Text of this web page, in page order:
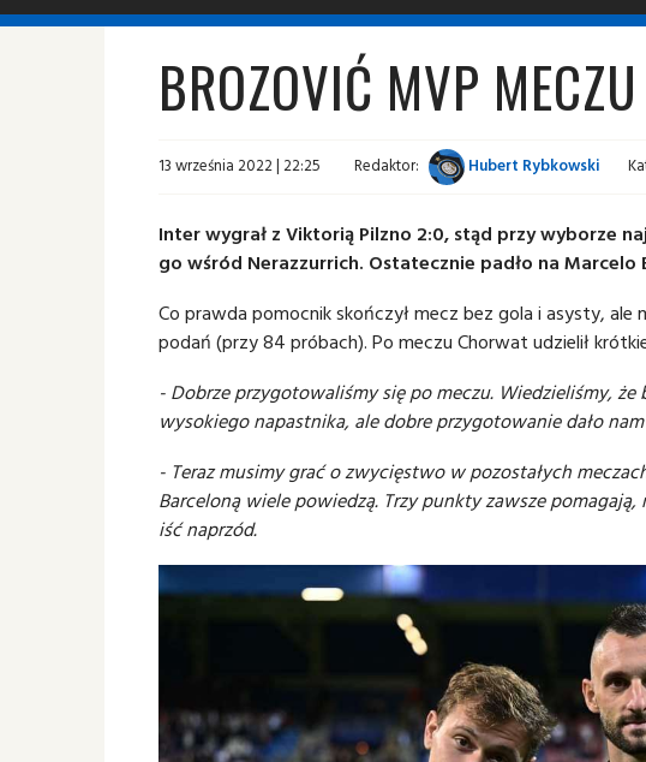
BROZOVIĆ MVP
13 września 2022 | 22:25 Redaktor: Hubert Rybkowski
Inter wygrał z Viktorią Pilzno 2:0, stąd przy wyborze
go wśród Nerazzurrich. Ostatecznie padło na Marcelo
Co prawda pomocnik skończył mecz bez gola i asysty,
podań (przy 84 próbach). Po meczu Chorwat udzielił
- Dobrze przygotowaliśmy się po meczu. Wiedzieliśmy,
wysokiego napastnika, ale dobre przygotowanie dało
- Teraz musimy grać o zwycięstwo w pozostałych
Barceloną wiele powiedzą. Trzy punkty zawsze
iść naprzód.